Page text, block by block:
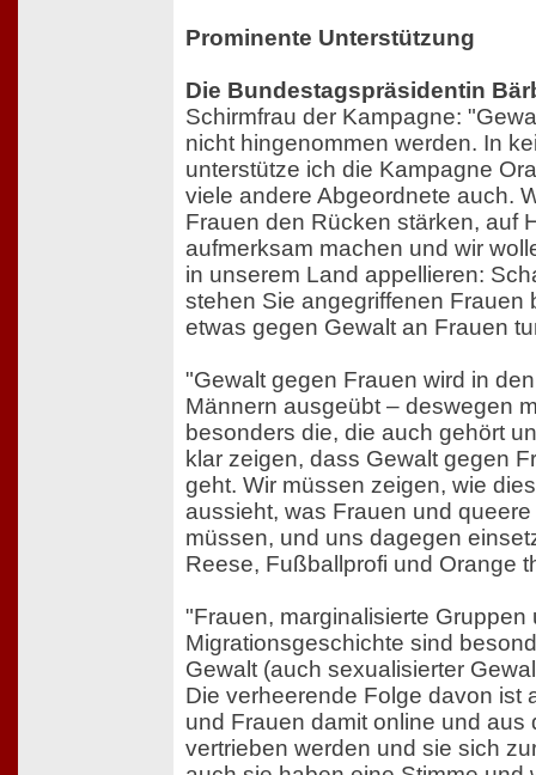
Prominente Unterstützung
Die Bundestagspräsidentin
Schirmfrau der Kampagne:
nicht hingenommen werden. In
unterstütze ich die Kampagne
viele andere Abgeordnete auch.
Frauen den Rücken stärken, auf
aufmerksam machen und wir
in unserem Land appellieren:
stehen Sie angegriffenen Frauen
etwas gegen Gewalt an Frauen
"Gewalt gegen Frauen wird in
Männern ausgeübt – deswegen
besonders die, die auch gehört
klar zeigen, dass Gewalt gegen
geht. Wir müssen zeigen, wie
aussieht, was Frauen und
müssen, und uns dagegen
Reese, Fußballprofi und Orange
"Frauen, marginalisierte Gruppen
Migrationsgeschichte sind
Gewalt (auch sexualisierter
Die verheerende Folge davon ist
und Frauen damit online und aus
vertrieben werden und sie sich